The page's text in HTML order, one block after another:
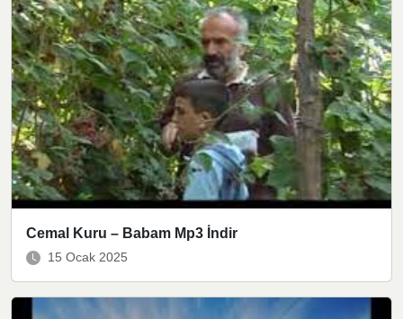
Cemal Kuru – Babam Mp3 İndir
15 Ocak 2025